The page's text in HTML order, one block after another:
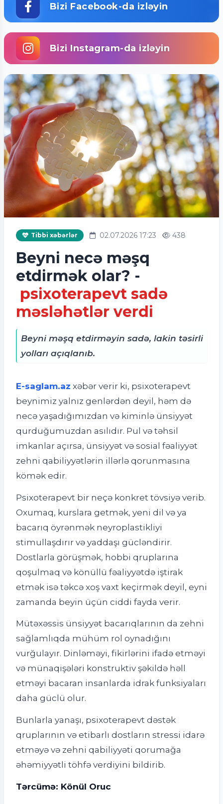
Bizi Facebook-da izləyin
Bizi Instagram-da izləyin
Tibbi xəbərlər 02.07.2026 17:23 438
Beyni necə məşq
etdirmək olar? -
psixoterapevt sadə
məsləhətlər verdi
Beyni məşq etdirməyin sadə, lakin təsirli
yolları açıqlanıb.
E-saglam.az xəbər verir ki, psixoterapevt
beynimiz yalnız genlərdən deyil, həm də
necə yaşadığımızdan və kiminlə ünsiyyət
qurduğumuzdan asılıdır. Pul və təhsil
imkanlar açırsa, ünsiyyət və sosial fəaliyyət
zehni qabiliyyətlərin illərlə qorunmasına
kömək edir.
Psixoterapevt bir neçə konkret tövsiyə verib.
Oxumaq, kurslara getmək, yeni dil və ya
bacarıq öyrənmək neyroplastikliyi
stimullaşdırır və yaddaşı gücləndirir.
Dostlarla görüşmək, hobbi qruplarına
qoşulmaq və könüllü fəaliyyətdə iştirak
etmək isə təkcə xoş vaxt keçirmək deyil, eyni
zamanda beyin üçün ciddi fayda verir.
Mütəxəssis ünsiyyət bacarıqlarının da zehni
sağlamlıqda mühüm rol oynadığını
vurğulayır. Dinləməyi, fikirlərini ifadə etməyi
və münaqişələri konstruktiv şəkildə həll
etməyi bacaran insanlarda idrak funksiyaları
daha güclü olur.
Bunlarla yanaşı, psixoterapevt dəstək
qruplarının və etibarlı dostların stressi idarə
etməyə və zehni qabiliyyəti qorumağa
əhəmiyyətli töhfə verdiyini bildirib.
Tərcümə: Könül Oruc